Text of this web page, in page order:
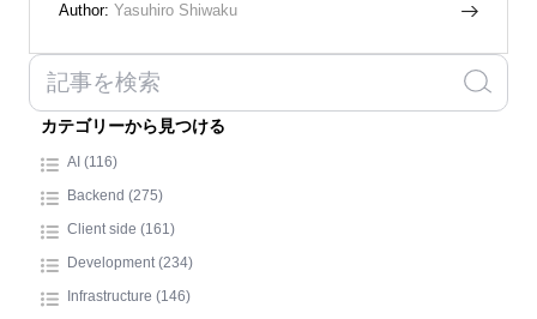
Author: Yasuhiro Shiwaku
カテゴリーから見つける
AI (116)
Backend (275)
Client side (161)
Development (234)
Infrastructure (146)